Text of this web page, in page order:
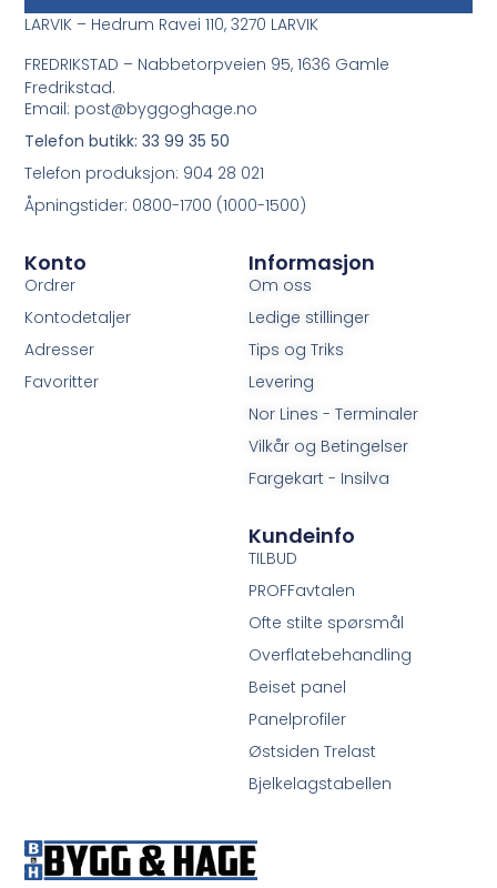
Informasjon
Om oss
Ledige stillinger
Tips og Triks
Levering
Nor Lines - Terminaler
Vilkår og Betingelser
Fargekart - Insilva
Konto
Ordrer
Kontodetaljer
Adresser
Favoritter
Kundeinfo
TILBUD
PROFFavtalen
Ofte stilte spørsmål
Overflatebehandling
Beiset panel
Panelprofiler
Østsiden Trelast
Bjelkelagstabellen
LARVIK – Hedrum Ravei 110, 3270 LARVIK
FREDRIKSTAD – Nabbetorpveien 95, 1636 Gamle
Fredrikstad.
Email: post@byggoghage.no
Telefon butikk: 33 99 35 50
Telefon produksjon: 904 28 021
Åpningstider: 0800-1700 (1000-1500)